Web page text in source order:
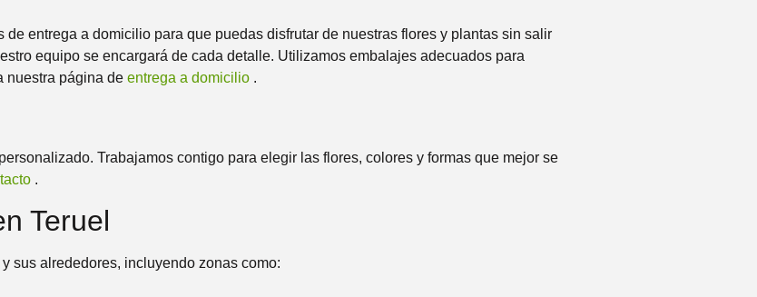
entrega a domicilio para que puedas disfrutar de nuestras flores y plantas sin salir
equipo se encargará de cada detalle. Utilizamos embalajes adecuados para
nuestra página de entrega a domicilio .
Trabajamos contigo para elegir las flores, colores y formas que mejor se
.
Teruel
sus alrededores, incluyendo zonas como: